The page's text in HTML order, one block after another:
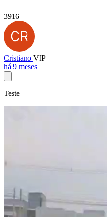
3916
Cristiano VIP
há 9 meses
Teste